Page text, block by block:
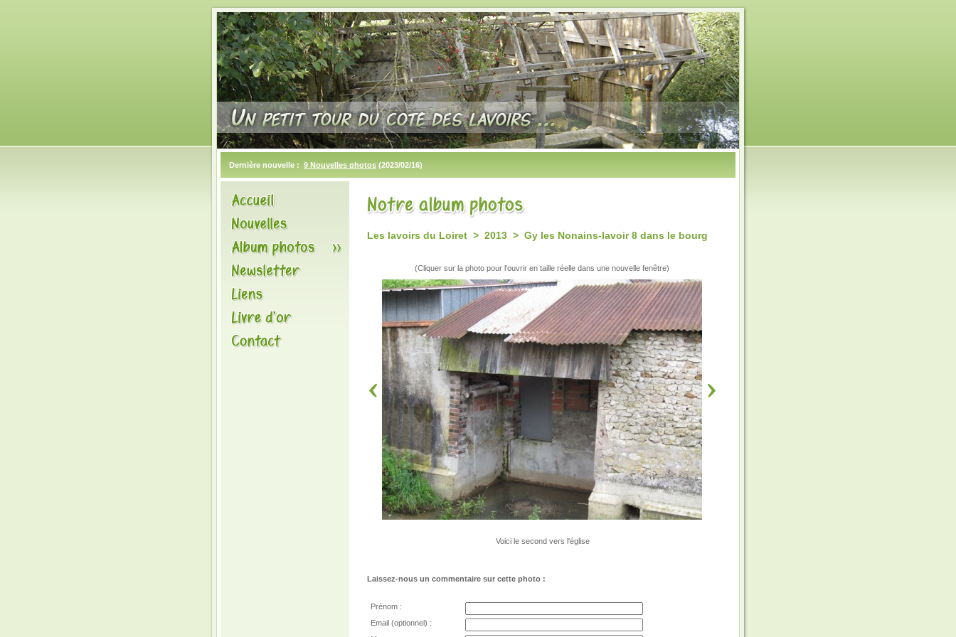
Dernière nouvelle : 9 Nouvelles photos (2023/02/16)
Les lavoirs du Loiret > 2013 > Gy les Nonains-lavoir 8 dans le bourg
(Cliquer sur la photo pour l'ouvrir en taille réelle dans une nouvelle fenêtre)
Voici le second vers l'église
Laissez-nous un commentaire sur cette photo :
Prénom :
Email (optionnel) :